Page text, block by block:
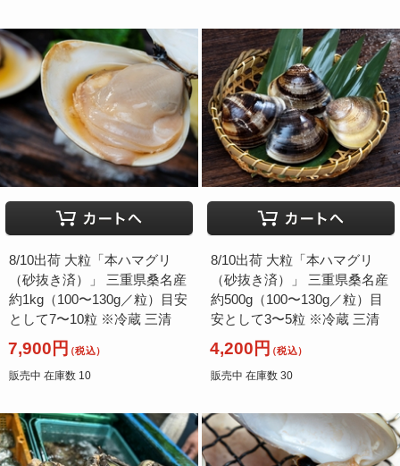
8/10出荷 大粒「本ハマグリ
（砂抜き済）」 三重県桑名産
約1kg（100〜130g／粒）目安
として7〜10粒 ※冷蔵 三清
7,900円（税込）
販売中 在庫数 10
8/10出荷 大粒「本ハマグリ
（砂抜き済）」 三重県桑名産
約500g（100〜130g／粒）目
安として3〜5粒 ※冷蔵 三清
4,200円（税込）
販売中 在庫数 30